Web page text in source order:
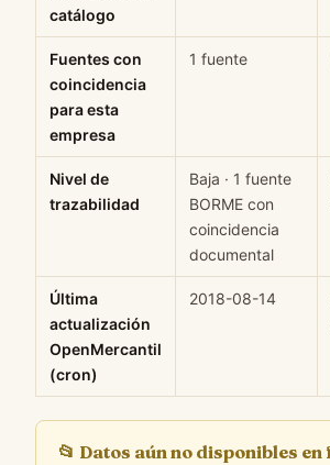
catálogo
Fuentes con
coincidencia
para esta
empresa
1 fuente
Nivel de
trazabilidad
Baja · 1 fuente
BORME con
coincidencia
documental
Última
actualización
OpenMercantil
(cron)
2018-08-14
📂 Datos aún no disponibles en